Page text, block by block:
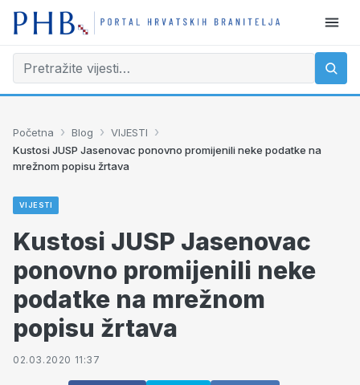
Početna › Blog › VIJESTI ›
Kustosi JUSP Jasenovac ponovno promijenili neke podatke na
mrežnom popisu žrtava
VIJESTI
Kustosi JUSP Jasenovac
ponovno promijenili neke
podatke na mrežnom
popisu žrtava
02.03.2020 11:37